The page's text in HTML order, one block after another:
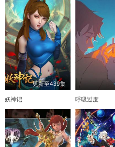
更新至439集
妖神记 呼吸过度